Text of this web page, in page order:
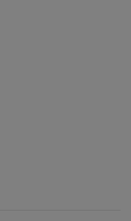
prstů.